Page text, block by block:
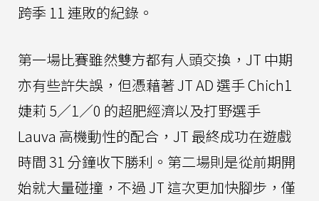
跨季 11 連敗的紀錄。
第一場比賽雖然雙方都有人頭交換，JT 中期
亦有些許失誤，但憑藉著 JT AD 選手 Chich1
婕莉 5／1／0 的超肥經濟以及打野選手
Lauva 高機動性的配合，JT 最終成功在遊戲
時間 31 分鐘收下勝利。第二場則是從前期開
始就大量碰撞，不過 JT 這次更加快腳步，僅